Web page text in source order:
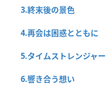
3.終末後の景色
4.再会は困惑とともに
5.タイムストレンジャー
6.響き合う想い